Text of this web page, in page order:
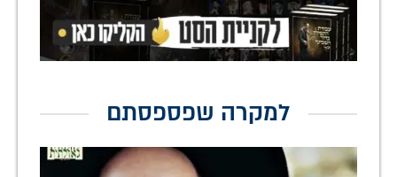
למקרה שפספסתם